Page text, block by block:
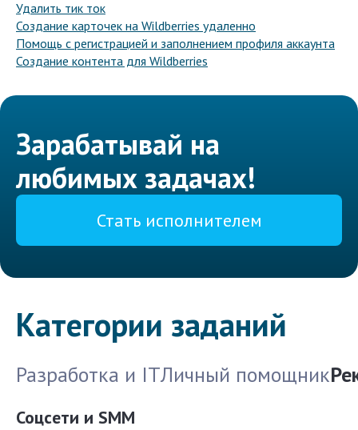
Удалить тик ток
Создание карточек на Wildberries удаленно
Помощь с регистрацией и заполнением профиля аккаунта
Создание контента для Wildberries
Зарабатывай на
любимых задачах!
Стать исполнителем
Категории заданий
Разработка и ITЛичный помощник
Соцсети и SMM